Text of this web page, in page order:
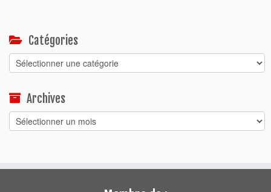
Catégories
Catégories
Archives
Archives